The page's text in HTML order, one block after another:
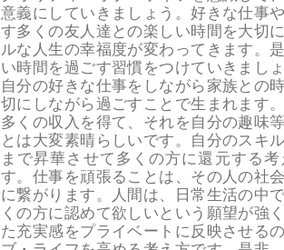
意義にしていきましょう。好きな仕事
す多くの友人達との楽しい時間を大切
ルな人生の幸福度が変わってきます。
い時間を過ごす習慣をつけていきまし
自分の好きな仕事をしながら家族との
切にしながら過ごすことで生まれます
多くの収入を得て、それを自分の趣味
とは大変素晴らしいです。自分のスキ
まで昇華させて多くの方に還元する
す。仕事を頑張ることは、その人の社
に繋がります。人間は、日常生活の中
くの方に認めて欲しいという願望が強
た充実感をプライベートに反映させる